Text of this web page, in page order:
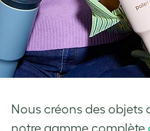
Nous créons des objets
notre gamme complète